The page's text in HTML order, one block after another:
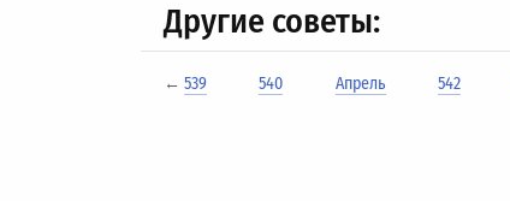
Другие советы:
←539 540 Апрель 542